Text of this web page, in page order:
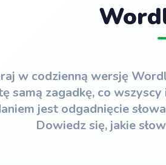
w codzienną wersję
samą zagadkę, co
jest odgadnięcie
Dowiedz się, jakie